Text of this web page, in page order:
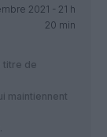
2021 - 21 h
20 min
titre de
maintiennent